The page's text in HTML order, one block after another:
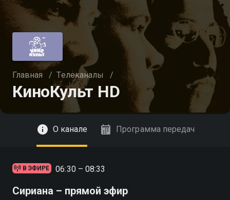
Главная / Телеканалы /
КиноКульт HD
Смотреть
О канале Программа передач
В ЭФИРЕ 06:30 – 08:33
Сириана – прямой эфир